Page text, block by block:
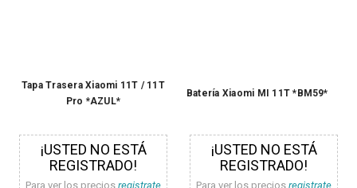
Tapa Trasera Xiaomi 11T / 11T
Pro *AZUL*
¡USTED NO ESTÁ
REGISTRADO!
Para ver los precios registrate
Batería Xiaomi MI 11T *BM59*
¡USTED NO ESTÁ
REGISTRADO!
Para ver los precios registrate